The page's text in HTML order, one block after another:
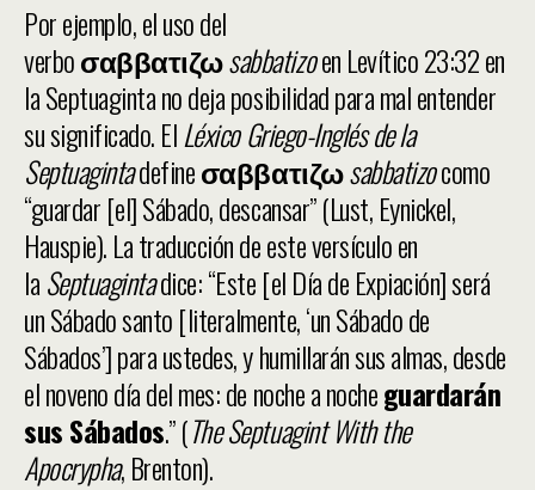
Por ejemplo, el uso del
verboσαββατιζωsabbatizoen Levítico 23:32 en
la Septuaginta no deja posibilidad para mal entender
su significado. ElLéxico Griego-Inglés de la
Septuagintadefineσαββατιζωsabbatizocomo
“guardar [el] Sábado, descansar” (Lust, Eynickel,
Hauspie). La traducción de este versículo en
laSeptuagintadice: “Este [el Día de Expiación] será
un Sábado santo [literalmente, ‘un Sábado de
Sábados’] para ustedes, y humillarán sus almas, desde
el noveno día del mes: de noche a nocheguardarán
sus Sábados.” (The Septuagint With the
Apocrypha, Brenton).